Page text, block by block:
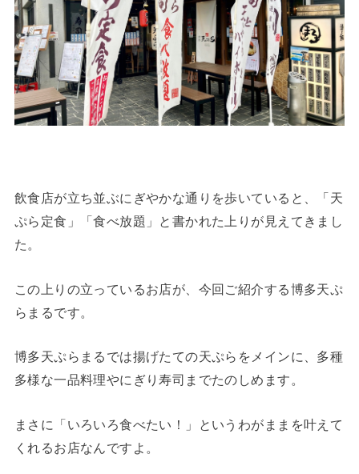
飲食店が立ち並ぶにぎやかな通りを歩いていると、「天
ぷら定食」「食べ放題」と書かれた上りが見えてきまし
た。
この上りの立っているお店が、今回ご紹介する博多天ぷ
らまるです。
博多天ぷらまるでは揚げたての天ぷらをメインに、多種
多様な一品料理やにぎり寿司までたのしめます。
まさに「いろいろ食べたい！」というわがままを叶えて
くれるお店なんですよ。